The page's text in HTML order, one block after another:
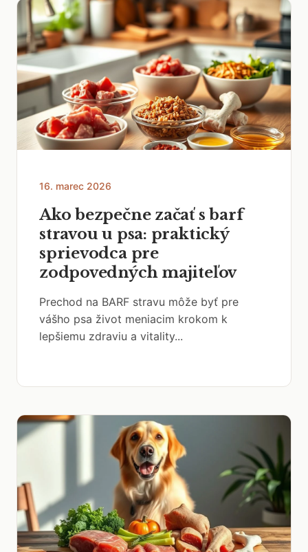
16. marec 2026
Ako bezpečne začať s barf
stravou u psa: praktický
sprievodca pre
zodpovedných majiteľov
Prechod na BARF stravu môže byť pre
vášho psa život meniacim krokom k
lepšiemu zdraviu a vitality...